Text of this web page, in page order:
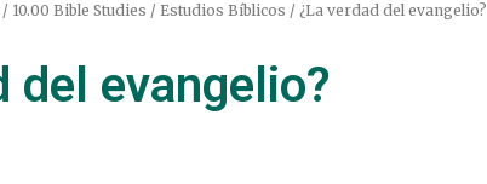
/ 10.00 Bible Studies / Estudios Bíblicos / ¿La verdad del evangelio?
del evangelio?